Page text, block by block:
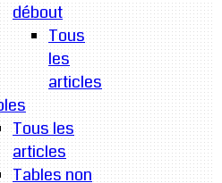
débout
Tous
les
articles
Tous les
articles
Tables non